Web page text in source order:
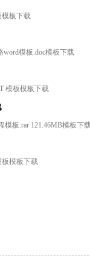
模板下载
word模板.doc模板下载
模板模板下载
模板.rar 121.46MB模板下
板模板下载